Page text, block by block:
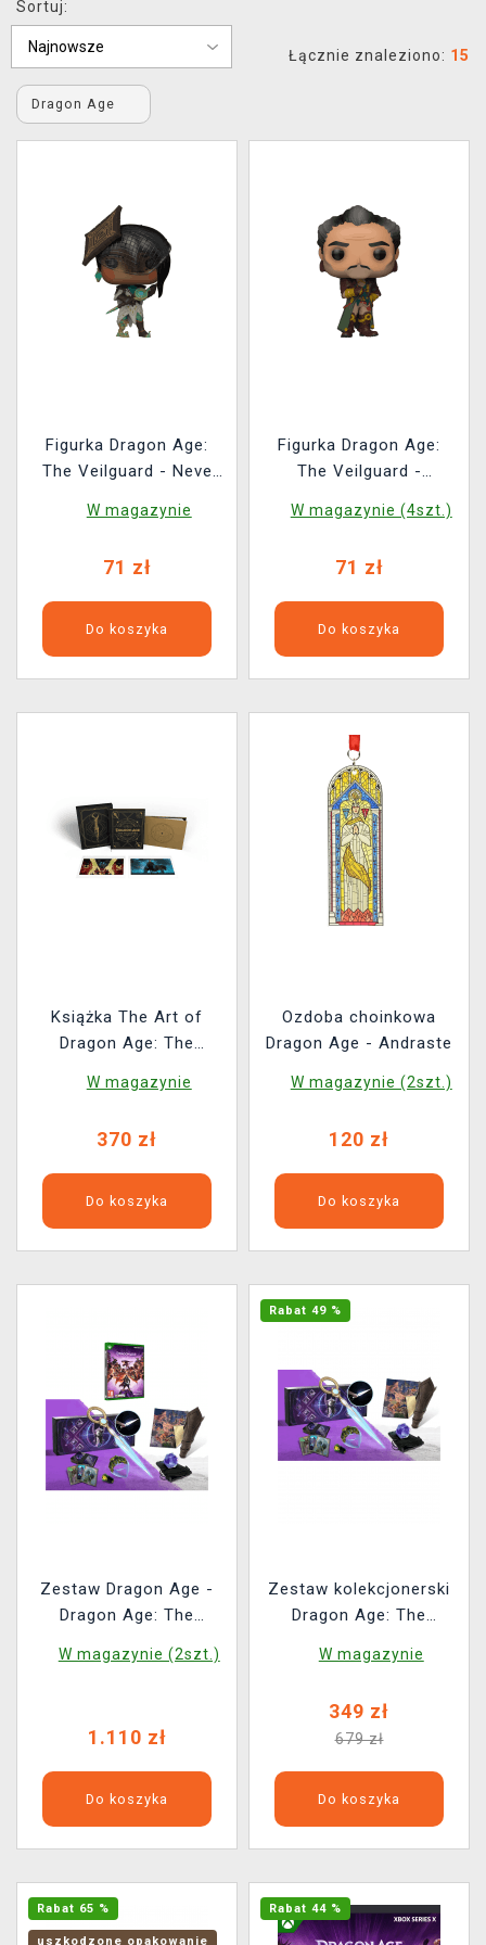
XZONE KLUB
Sortuj:
Łącznie znaleziono: 15
Dragon Age
Figurka Dragon Age:
The Veilguard - Neve
Games 1184)
W magazynie
71 zł
Do koszyka
Figurka Dragon Age:
The Veilguard -
(Funko POP! Games
W magazynie (4szt.)
71 zł
Do koszyka
Książka The Art of
Dragon Age: The
Edition)
W magazynie
370 zł
Do koszyka
Ozdoba choinkowa
Dragon Age - Andraste
W magazynie (2szt.)
120 zł
Do koszyka
Zestaw Dragon Age -
Dragon Age: The
Coffer (Gra + Zestaw
W magazynie (2szt.)
1.110 zł
Do koszyka
Rabat 49 %
Zestaw kolekcjonerski
Dragon Age: The
Coffer
W magazynie
349 zł
679 zł
Do koszyka
Rabat 65 %
uszkodzone opakowanie
Rabat 44 %